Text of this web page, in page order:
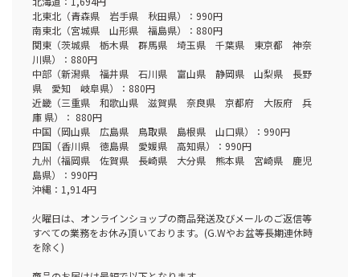
北東北（青森県 岩手県 秋田県）：990円
南東北（宮城県 山形県 福島県）：880円
関東（茨城県 栃木県 群馬県 埼玉県 千葉県 東京都 神奈
川県）：880円
中部（新潟県 福井県 石川県 富山県 静岡県 山梨県 長野
県 愛知 岐阜県）：880円
近畿（三重県 和歌山県 滋賀県 奈良県 京都府 大阪府 兵
庫 県）： 880円
中国（岡山県 広島県 鳥取県 島根県 山口県）：990円
四国（香川県 徳島県 愛媛県 高知県）：990円
九州（福岡県 佐賀県 長崎県 大分県 熊本県 宮崎県 鹿児
島県）：990円
沖縄：1,914円
火曜日は、オンラインショップの商品発送及びメールのご返信等
すべての業務をお休み頂いております。(G.Wやお盆等長期連休時
を除く)